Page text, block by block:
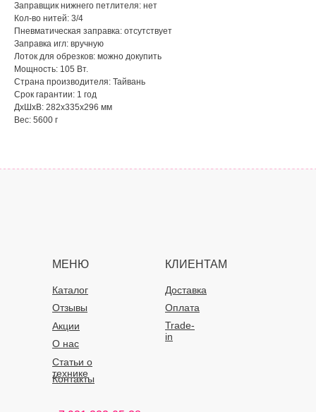
Заправщик нижнего петлителя: нет
Кол-во нитей: 3/4
Пневматическая заправка: отсутствует
Заправка игл: вручную
Лоток для обрезков: можно докупить
Мощность: 105 Вт.
Страна производителя: Тайвань
Срок гарантии: 1 год
ДxШxВ: 282x335x296 мм
Вес: 5600 г
МЕНЮ КЛИЕНТАМ
Каталог
О нас
Доставка
Статьи о
технике
Оплата
Отзывы
Акции
Контакты
Trade-
in